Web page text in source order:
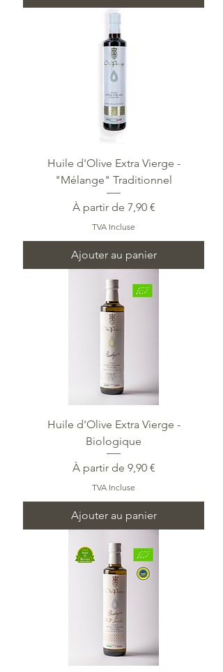
Huile d'Olive Extra Vierge -
"Mélange" Traditionnel
À partir de 7,90 €
Prix promotionnel
TVA Incluse
Ajouter au panier
Huile d'Olive Extra Vierge -
Biologique
À partir de 9,90 €
Prix promotionnel
TVA Incluse
Ajouter au panier